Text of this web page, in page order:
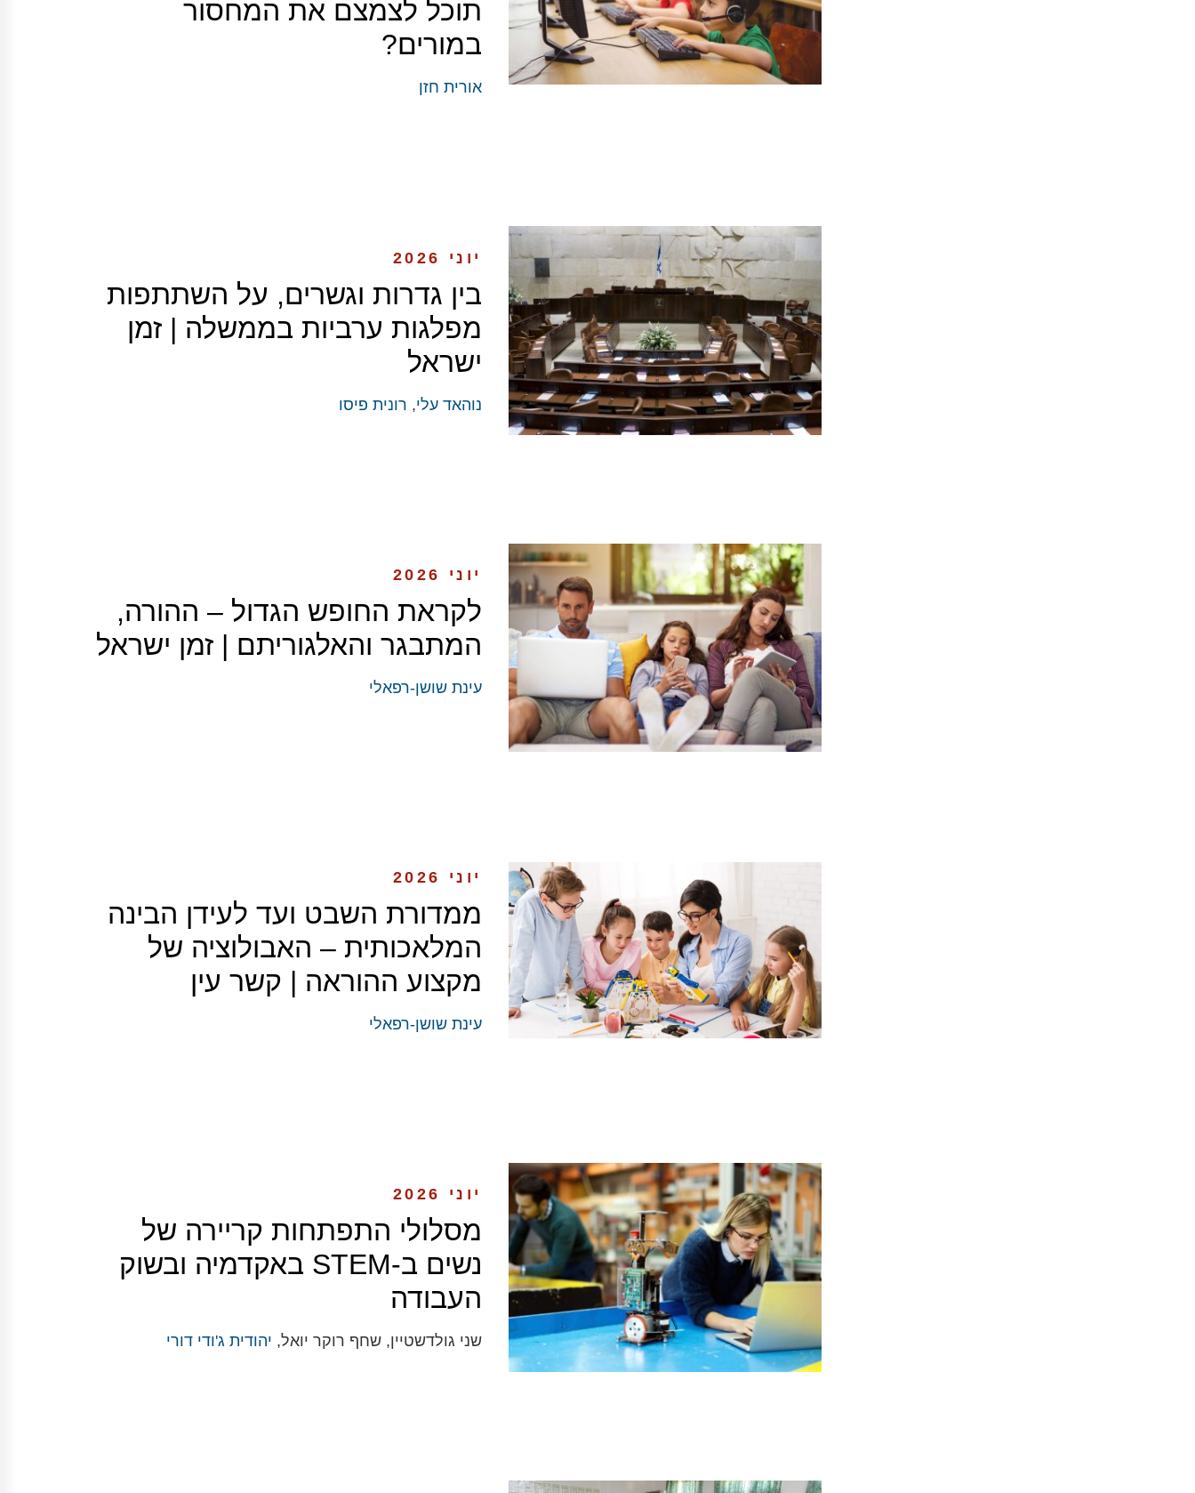
תוכל לצמצם את המחסור
במורים?
אורית חזן
יוני 2026
בין גדרות וגשרים, על השתתפות
מפלגות ערביות בממשלה | זמן
ישראל
נוהאד עלי, רונית פיסו
יוני 2026
לקראת החופש הגדול – ההורה,
המתבגר והאלגוריתם | זמן ישראל
עינת שושן-רפאלי
יוני 2026
ממדורת השבט ועד לעידן הבינה
המלאכותית – האבולוציה של
מקצוע ההוראה | קשר עין
עינת שושן-רפאלי
יוני 2026
מסלולי התפתחות קריירה של
נשים ב-STEM באקדמיה ובשוק
העבודה
שני גולדשטיין, שחף רוקר יואל, יהודית ג'ודי דורי